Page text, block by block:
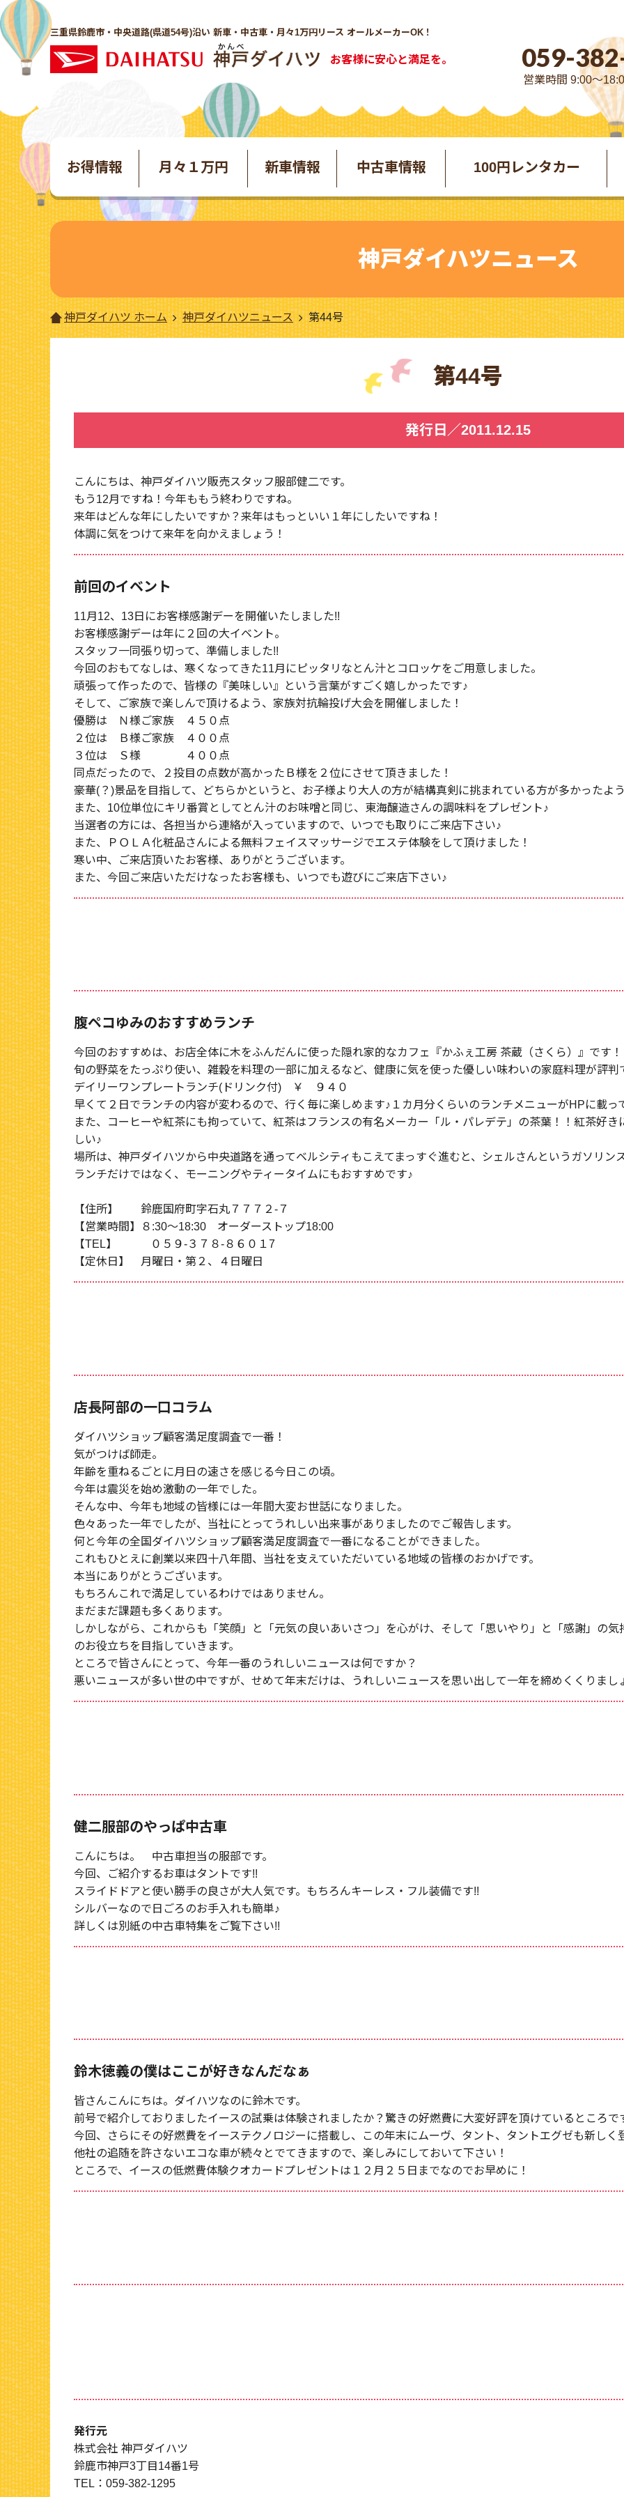
三重県鈴鹿市・中央道路(県道54号)沿い 新車・中古車・月々1万円リース オールメーカーOK！
お客様に安心と満足を。 059-
営業時間 9:00～
お得情報 月々１万円 新車情報 中古車情報 100円レンタカー
神戸ダイハツニュース
神戸ダイハツ ホーム 神戸ダイハツニュース 第44号
第44号
発行日／2011.12.15
こんにちは、神戸ダイハツ販売スタッフ服部健二です。
もう12月ですね！今年ももう終わりですね。
来年はどんな年にしたいですか？来年はもっといい１年にしたいですね！
体調に気をつけて来年を向かえましょう！
前回のイベント
11月12、13日にお客様感謝デーを開催いたしました!!
お客様感謝デーは年に２回の大イベント。
スタッフ一同張り切って、準備しました!!
今回のおもてなしは、寒くなってきた11月にピッタリなとん汁とコロッケをご用意しました。
頑張って作ったので、皆様の『美味しい』という言葉がすごく嬉しかったです♪
そして、ご家族で楽しんで頂けるよう、家族対抗輪投げ大会を開催しました！
優勝は Ｎ様ご家族 ４５０点
２位は Ｂ様ご家族 ４００点
３位は Ｓ様 ４００点
同点だったので、２投目の点数が高かったＢ様を２位にさせて頂きました！
豪華(？)景品を目指して、どちらかというと、お子様より大人の方が結構真剣に挑まれている方が多かったよ
また、10位単位にキリ番賞としてとん汁のお味噌と同じ、東海醸造さんの調味料をプレゼント♪
当選者の方には、各担当から連絡が入っていますので、いつでも取りにご来店下さい♪
また、ＰＯＬＡ化粧品さんによる無料フェイスマッサージでエステ体験をして頂けました！
寒い中、ご来店頂いたお客様、ありがとうございます。
また、今回ご来店いただけなったお客様も、いつでも遊びにご来店下さい♪
腹ペコゆみのおすすめランチ
今回のおすすめは、お店全体に木をふんだんに使った隠れ家的なカフェ『かふぇ工房 茶蔵（さくら）』です
旬の野菜をたっぷり使い、雑穀を料理の一部に加えるなど、健康に気を使った優しい味わいの家庭料理が評判
デイリーワンプレートランチ(ドリンク付) ￥ ９４０
早くて２日でランチの内容が変わるので、行く毎に楽しめます♪１カ月分くらいのランチメニューがHPに載っ
また、コーヒーや紅茶にも拘っていて、紅茶はフランスの有名メーカー「ル・パレデテ」の茶葉！！紅茶好
しい♪
場所は、神戸ダイハツから中央道路を通ってベルシティもこえてまっすぐ進むと、シェルさんというガソリ
ランチだけではなく、モーニングやティータイムにもおすすめです♪
【住所】 鈴鹿国府町字石丸７７７２-７
【営業時間】８:30～18:30 オーダーストップ18:00
【TEL】 ０５９-３７８-８６０１7
【定休日】 月曜日・第２、４日曜日
店長阿部の一口コラム
ダイハツショップ顧客満足度調査で一番！
気がつけば師走。
年齢を重ねるごとに月日の速さを感じる今日この頃。
今年は震災を始め激動の一年でした。
そんな中、今年も地域の皆様には一年間大変お世話になりました。
色々あった一年でしたが、当社にとってうれしい出来事がありましたのでご報告します。
何と今年の全国ダイハツショップ顧客満足度調査で一番になることができました。
これもひとえに創業以来四十八年間、当社を支えていただいている地域の皆様のおかげです。
本当にありがとうございます。
もちろんこれで満足しているわけではありません。
まだまだ課題も多くあります。
しかしながら、これからも「笑顔」と「元気の良いあいさつ」を心がけ、そして「思いやり」と「感謝」の
のお役立ちを目指していきます。
ところで皆さんにとって、今年一番のうれしいニュースは何ですか？
悪いニュースが多い世の中ですが、せめて年末だけは、うれしいニュースを思い出して一年を締めくくりまし
健二服部のやっぱ中古車
こんにちは。 中古車担当の服部です。
今回、ご紹介するお車はタントです!!
スライドドアと使い勝手の良さが大人気です。もちろんキーレス・フル装備です!!
シルバーなので日ごろのお手入れも簡単♪
詳しくは別紙の中古車特集をご覧下さい!!
鈴木徳義の僕はここが好きなんだなぁ
皆さんこんにちは。ダイハツなのに鈴木です。
前号で紹介しておりましたイースの試乗は体験されましたか？驚きの好燃費に大変好評を頂けているところで
今回、さらにその好燃費をイーステクノロジーに搭載し、この年末にムーヴ、タント、タントエグゼも新しく
他社の追随を許さないエコな車が続々とでてきますので、楽しみにしておいて下さい！
ところで、イースの低燃費体験クオカードプレゼントは１２月２５日までなのでお早めに！
発行元
株式会社 神戸ダイハツ
鈴鹿市神戸3丁目14番1号
TEL：059-382-1295